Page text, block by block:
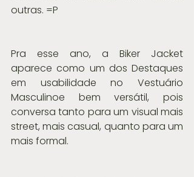
outras. =P
Pra esse ano, a Biker Jacket
aparece como um dos Destaques
em usabilidade no Vestuário
Masculinoe bem versátil, pois
conversa tanto para um visual mais
street, mais casual, quanto para um
mais formal.